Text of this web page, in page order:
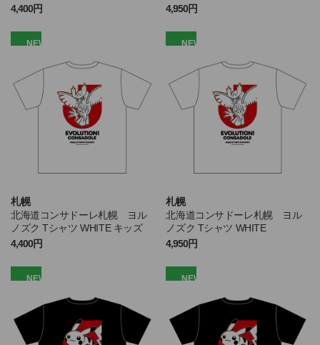
4,400円
4,950円
NEW
札幌
北海道コンサドーレ札幌 ヨル
ノズク Tシャツ WHITE キッズ
4,400円
NEW
札幌
北海道コンサドーレ札幌 ヨル
ノズク Tシャツ WHITE
4,950円
NEW NEW